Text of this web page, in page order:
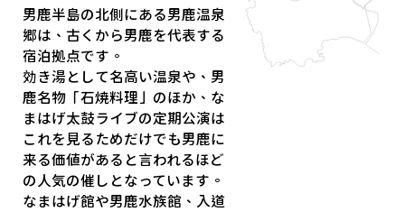
男鹿半島の北側にある男鹿温泉
郷は、古くから男鹿を代表する
宿泊拠点です。
効き湯として名高い温泉や、男
鹿名物「石焼料理」のほか、な
まはげ太鼓ライブの定期公演は
これを見るためだけでも男鹿に
来る価値があると言われるほど
の人気の催しとなっています。
なまはげ館や男鹿水族館、入道